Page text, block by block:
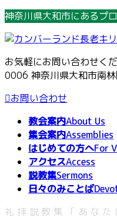
コ
テ
ン
ツ
へ
ス
ナ
ゲ
ー
シ
ョ
ン
神奈川県大和市にあるプ
お気軽にお問い合わせくだ
0006 神奈川県大和市南
お問い合わせ
教会案内About Us
集会案内Assemblies
はじめての方へFor
アクセスAccess
説教集Sermons
日々のみことば
礼拝説教集「あなた